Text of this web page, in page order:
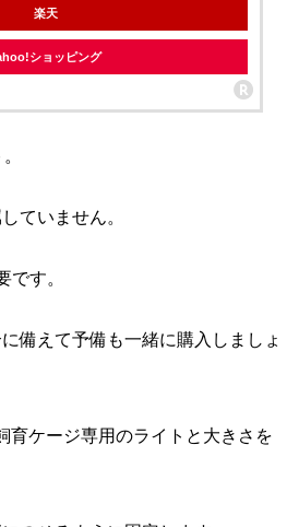
楽天
ショッピング
ていません。
です。
備えて予備も一緒に購入しましょ
育ケージ専用のライトと大きさを